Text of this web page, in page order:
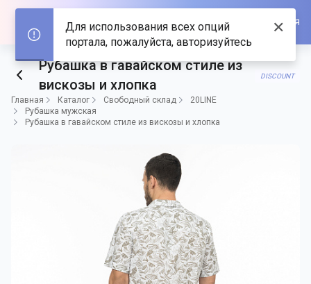
Войти/Зарегистрироваться
Рубашка в гавайском стиле из
вискозы и хлопка
DISCOUNT
Главная Каталог Свободный склад
20LINE
Рубашка мужская
Рубашка в гавайском стиле из вискозы и хлопка
Для использования всех опций
портала, пожалуйста, авторизуйтесь
✕